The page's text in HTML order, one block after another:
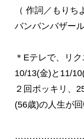
（ 作詞／もり
バンバンバザー
＊Eテレで、リ
10/13(金)と11/
２回ポッキリ、
(56歳)の人生が